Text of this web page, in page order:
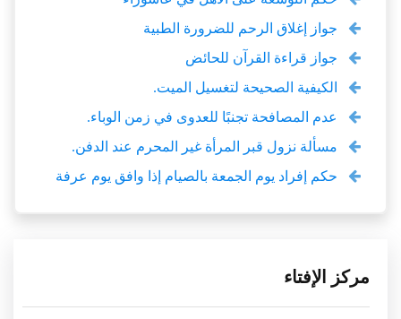
جواز إغلاق الرحم للضرورة الطبية
جواز قراءة القرآن للحائض
الكيفية الصحيحة لتغسيل الميت.
عدم المصافحة تجنبًا للعدوى في زمن الوباء.
مسألة نزول قبر المرأة غير المحرم عند الدفن.
حكم إفراد يوم الجمعة بالصيام إذا وافق يوم عرفة
مركز الإفتاء